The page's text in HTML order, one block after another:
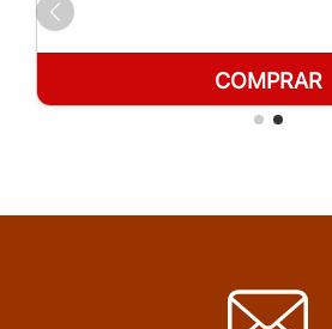
COMPRAR